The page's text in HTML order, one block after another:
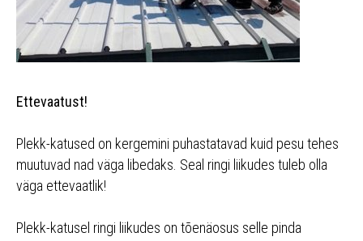
Ettevaatust!
Plekk-katused on kergemini puhastatavad kuid pesu tehes
muutuvad nad väga libedaks. Seal ringi liikudes tuleb olla
väga ettevaatlik!
Plekk-katusel ringi liikudes on tõenäosus selle pinda